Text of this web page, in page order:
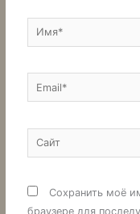
Имя*
Email*
Сайт
Сохранить моё
браузере для